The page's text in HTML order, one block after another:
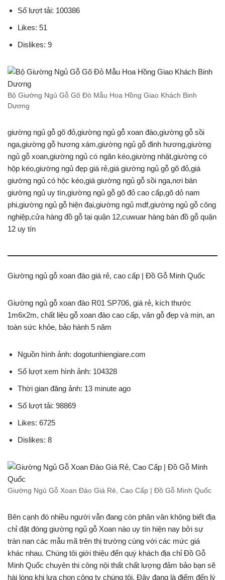
Số lượt tải: 100386
Likes: 51
Dislikes: 9
Bộ Giường Ngủ Gỗ Gõ Đỏ Mẫu Hoa Hồng Giao Khách Binh
Dương
giường ngủ gỗ gõ đỏ,giường ngủ gỗ xoan đào,giường gỗ sồi
nga,giường gỗ hương xám,giường ngủ gỗ đinh hương,giường
ngủ gỗ xoan,giường ngủ có ngăn kéo,giường nhật,giường có
hộp kéo,giường ngủ đẹp giá rẻ,giá giường ngủ gỗ gõ đỏ,giá
giường ngủ có hộc kéo,giá giường ngủ gỗ sồi nga,nơi bán
giường ngủ uy tín,giường ngủ gỗ gõ đỏ cao cấp,gõ dỏ nam
phi,giường ngủ gỗ hiện đại,giường ngủ mdf,giường ngủ gỗ công
nghiệp,cửa hàng đồ gỗ tại quận 12,cuwuar hàng bán đồ gỗ quận
12 uy tín
Giường ngủ gỗ xoan đào giá rẻ, cao cấp | Đồ Gỗ Minh Quốc
Giường ngủ gỗ xoan đào R01 SP706, giá rẻ, kích thước
1m6x2m, chất liệu gỗ xoan đào cao cấp, vân gỗ đẹp và mịn, an
toàn sức khỏe, bảo hành 5 năm
Nguồn hình ảnh: dogotunhiengiare.com
Số lượt xem hình ảnh: 104328
Thời gian đăng ảnh: 13 minute ago
Số lượt tải: 98869
Likes: 6725
Dislikes: 8
Giường Ngủ Gỗ Xoan Đào Giá Rẻ, Cao Cấp | Đồ Gỗ Minh Quốc
Bên cạnh đó nhiều người vẫn đang còn phân vân không biết địa
chỉ đặt đóng giường ngủ gỗ Xoan nào uy tín hiện nay bởi sự
tràn nan các mẫu mã trên thị trường cùng với các mức giá
khác nhau. Chúng tôi giới thiệu đến quý khách địa chỉ Đồ Gỗ
Minh Quốc chuyên thi công nội thất chất lượng đảm bảo bạn sẽ
hài lòng khi lựa chọn công ty chúng tôi. Đây đang là điểm đến lý